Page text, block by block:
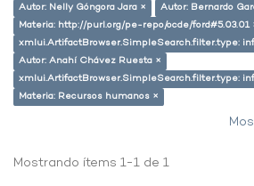
Autor: Nelly Góngora Jara ×
Autor: Bernardo
Materia: http://purl.org/pe-repo/ocde/ford#5.03.01
xmlui.ArtifactBrowser.SimpleSearch.filter.type:
Autor: Anahí Chávez Ruesta ×
xmlui.ArtifactBrowser.SimpleSearch.filter.type:
Materia: Recursos humanos ×
Mostrando ítems 1-1 de 1